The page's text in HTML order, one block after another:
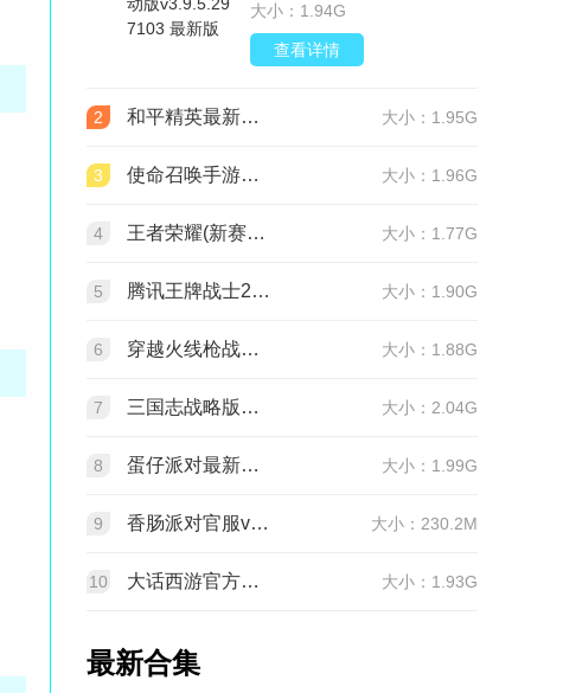
大小：1.94G
查看详情
2 和平精英最新版本v1.36.12 官服 大小：1.95G
3 使命召唤手游官方版2026最新版v1.9.55 安卓版 大小：1.96G
4 王者荣耀(新赛季更新)v11.4.1.1 官方版 大小：1.77G
5 腾讯王牌战士2026官方正版手机版v1.65.0.1040安卓版 大小：1.90G
6 穿越火线枪战王者最新版1.0.540.840 官服 大小：1.88G
7 三国志战略版官服v2081.1730 最新版本 大小：2.04G
8 蛋仔派对最新版v1.0.282 网易官方版 大小：1.99G
9 香肠派对官服v24.14 正式服 大小：230.2M
10 大话西游官方正版v2.1.436 安卓最新版 大小：1.93G
最新合集